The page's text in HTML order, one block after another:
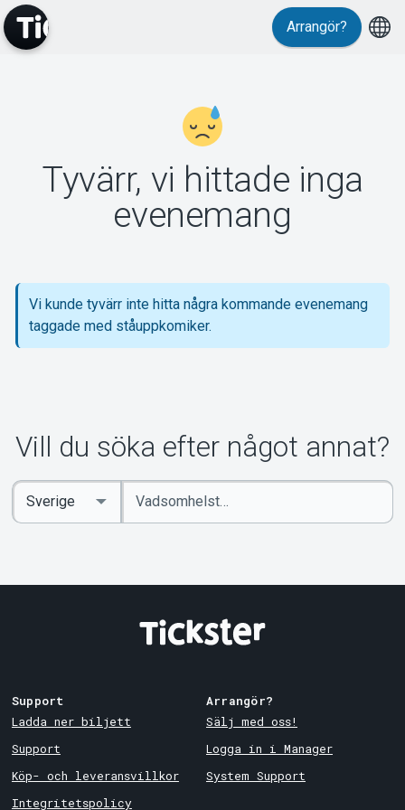
Support
Om Tickster
Arrangör?
Tyvärr, vi hittade inga
evenemang
Vi kunde tyvärr inte hitta några kommande evenemang
taggade med ståuppkomiker.
Vill du söka efter något annat?
Ange
sökord
Select
Country
Support
Ladda ner biljett
Support
Köp- och leveransvillkor
Integritetspolicy
Arrangör?
Sälj med oss!
Logga in i Manager
System Support